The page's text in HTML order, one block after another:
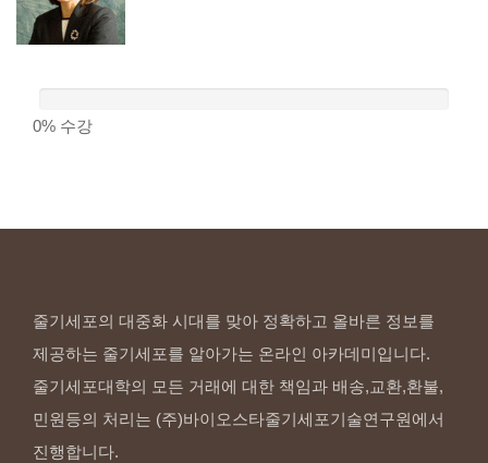
0% 수강
줄기세포의 대중화 시대를 맞아 정확하고 올바른 정보를
제공하는 줄기세포를 알아가는 온라인 아카데미입니다.
줄기세포대학의 모든 거래에 대한 책임과 배송,교환,환불,
민원등의 처리는 (주)바이오스타줄기세포기술연구원에서
진행합니다.